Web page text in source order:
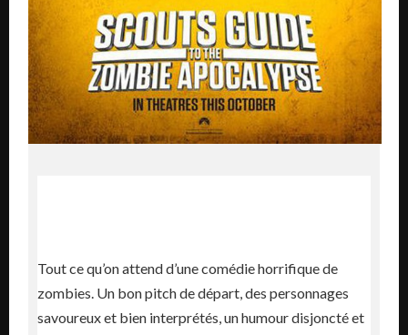
Tout ce qu’on attend d’une comédie horrifique de
zombies. Un bon pitch de départ, des personnages
savoureux et bien interprétés, un humour disjoncté et